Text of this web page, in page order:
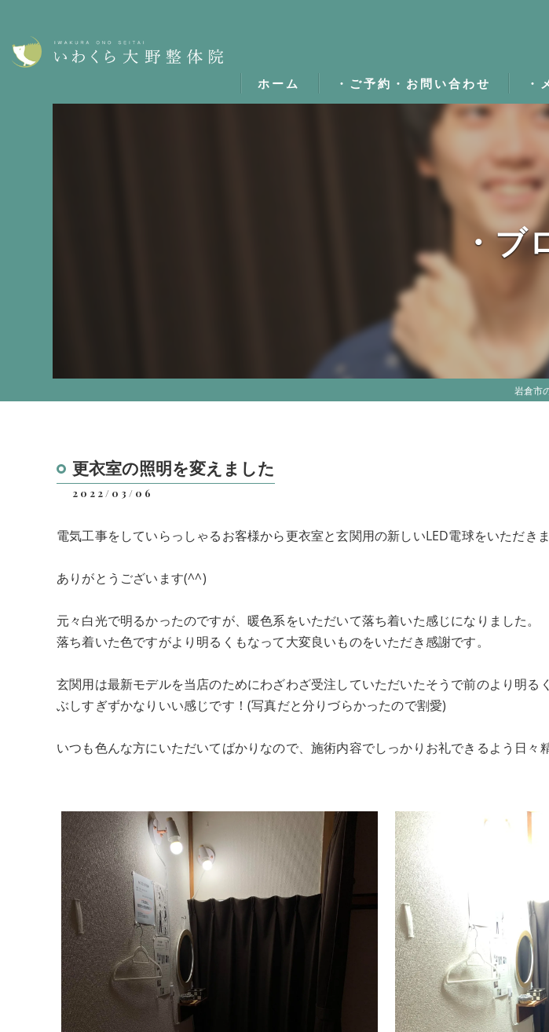
ホーム ・ご予約・お問い合わせ ・
・
・定
・ブ
岩倉市
更衣室の照明を変えました
2022/03/06
電気工事をしていらっしゃるお客様から更衣室と玄関用の新しいLED電球をいただきま
ありがとうございます(^^)
元々白光で明るかったのですが、暖色系をいただいて落ち着いた感じになりました。
落ち着いた色ですがより明るくもなって大変良いものをいただき感謝です。
玄関用は最新モデルを当店のためにわざわざ受注していただいたそうで前のより明る
ぶしすぎずかなりいい感じです！(写真だと分りづらかったので割愛)
いつも色んな方にいただいてばかりなので、施術内容でしっかりお礼できるよう日々